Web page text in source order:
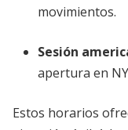
movimientos.
Sesión
apertura en
Estos horarios